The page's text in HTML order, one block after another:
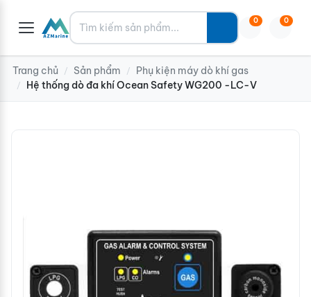
Tìm kiếm 0 0
Trang chủ / Sản phẩm / Phụ kiện máy dò khí gas
/ Hệ thống dò đa khí Ocean Safety WG200 -LC-V